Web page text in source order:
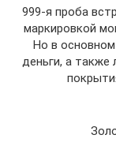
999-я проба
маркировкой
Но в
деньги, а также